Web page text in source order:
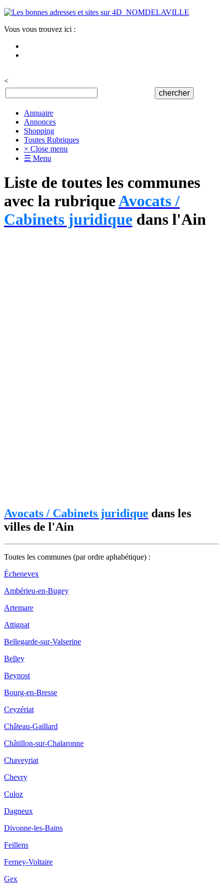
Vous vous trouvez ici :
<
Annuaire
Annonces
Shopping
Toutes Rubriques
× Close menu
☰ Menu
Liste de toutes les communes
avec la rubriqueAvocats /
Cabinets juridique dans l'Ain
Avocats / Cabinets juridique dans les
villes de l'Ain
Toutes les communes (par ordre aphabétique) :
Échenevex
Ambérieu-en-Bugey
Artemare
Attignat
Bellegarde-sur-Valserine
Belley
Beynost
Bourg-en-Bresse
Ceyzériat
Château-Gaillard
Châtillon-sur-Chalaronne
Chaveyriat
Chevry
Culoz
Dagneux
Divonne-les-Bains
Feillens
Ferney-Voltaire
Gex